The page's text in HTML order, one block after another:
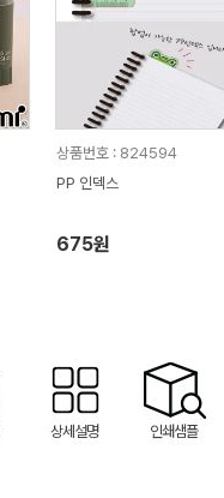
상품번호 : 824594
PP 인덱스
675원
상세설명 인쇄샘플